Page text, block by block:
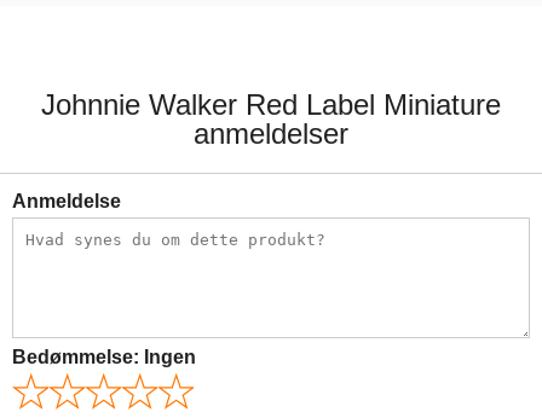
Johnnie Walker Red Label Miniature
anmeldelser
Anmeldelse
Bedømmelse: Ingen